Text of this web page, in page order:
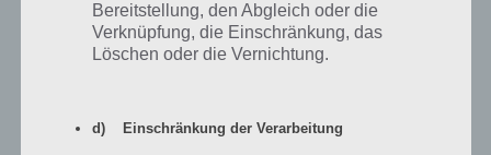
Ich suche noch neue Nachbarn.
Bitte Adden : Jens_231275
Bereitstellung, den Abgleich oder die
Verknüpfung, die Einschränkung, das
Löschen oder die Vernichtung.
d) Einschränkung der Verarbeitung